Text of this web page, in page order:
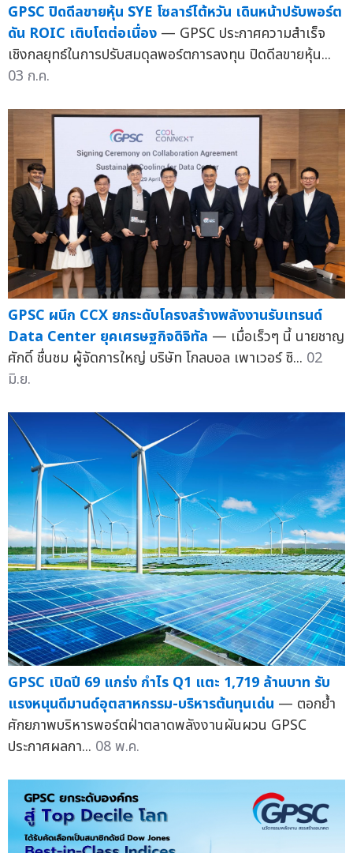
GPSC ปิดดีลขายหุ้น SYE โซลาร์ไต้หวัน เดินหน้าปรับพอร์ต
ดัน ROIC เติบโตต่อเนื่อง — GPSC ประกาศความสำเร็จ
เชิงกลยุทธ์ในการปรับสมดุลพอร์ตการลงทุน ปิดดีลขายหุ้น...
03 ก.ค.
GPSC ผนึก CCX ยกระดับโครงสร้างพลังงานรับเทรนด์
Data Center ยุคเศรษฐกิจดิจิทัล — เมื่อเร็วๆ นี้ นายชาญ
ศักดิ์ ชื่นชม ผู้จัดการใหญ่ บริษัท โกลบอล เพาเวอร์ ซิ... 02
มิ.ย.
GPSC เปิดปี 69 แกร่ง กำไร Q1 แตะ 1,719 ล้านบาท รับ
แรงหนุนดีมานด์อุตสาหกรรม-บริหารต้นทุนเด่น — ตอกย้ำ
ศักยภาพบริหารพอร์ตฝ่าตลาดพลังงานผันผวน GPSC
ประกาศผลกา... 08 พ.ค.